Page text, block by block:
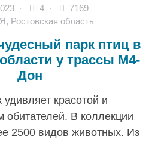
· 4 ·
7169
, Ростовская область
парк птиц в
у трассы М4-
Дон
удивляет красотой и
обитателей. В коллекции
2500 видов животных. Из